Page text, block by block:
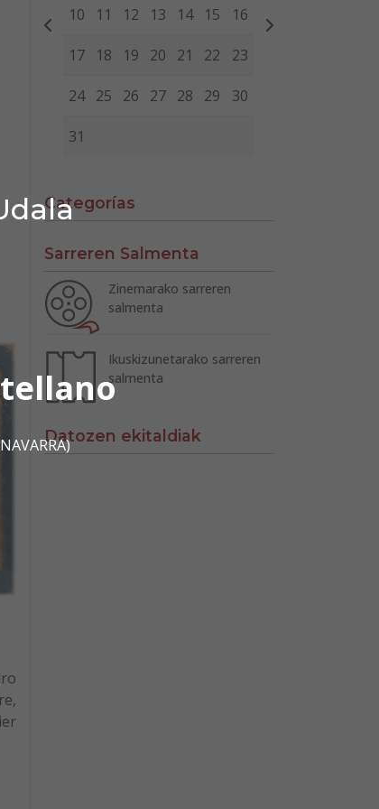
10 11 12 13 14 15 16
17 18 19 20 21 22 23
24 25 26 27 28 29 30
31
Categorías
Sarreren Salmenta
Zinemarako sarreren
salmenta
Ikuskizunetarako sarreren
salmenta
Datozen ekitaldiak